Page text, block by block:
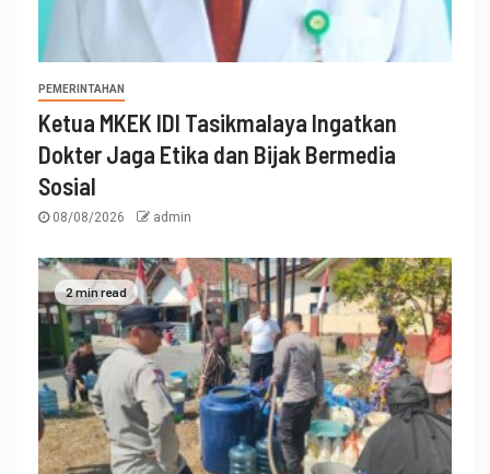
PEMERINTAHAN
Ketua MKEK IDI Tasikmalaya Ingatkan
Dokter Jaga Etika dan Bijak Bermedia
Sosial
08/08/2026 admin
2 min read